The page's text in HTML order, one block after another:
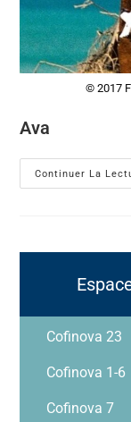
© 2017
Ava
Continuer La
Cofinova 23
Cofinova 1-6
Cofinova 7